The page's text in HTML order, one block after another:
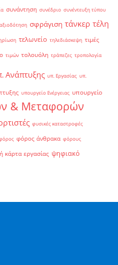
συνάντηση συνέδριο συνέντευξη τύπου
σφράγιση τάνκερ τέλη
τελωνείο τηλεδιάσκεψη τιμές
τιμών τολουόλη τράπεζες τροπολογία
Ανάπτυξης υπ. Εργασίας υπ.
υπουργείο Ενέργειας υπουργείο
& Μεταφορών
φυσικές καταστροφές
φόρος άνθρακα φόρους
κάρτα εργασίας ψηφιακό